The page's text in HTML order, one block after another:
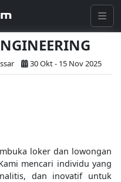
30 Okt - 15 Nov 2025
loker dan lowongan
mencari individu yang
dan inovatif untuk